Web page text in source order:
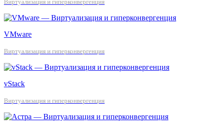
Виртуализация и гиперконвергенция
VMware
Виртуализация и гиперконвергенция
vStack
Виртуализация и гиперконвергенция